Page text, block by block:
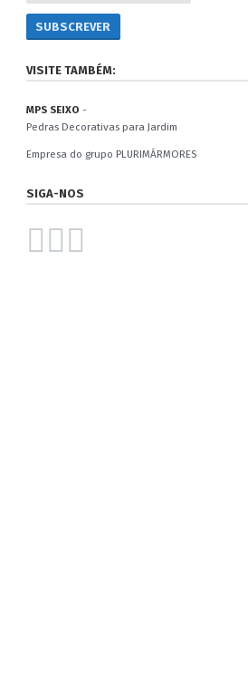
VISITE TAMBÉM:
MPS SEIXO -
Pedras Decorativas para Jardim
Empresa do grupo PLURIMÁRMORES
SIGA-NOS